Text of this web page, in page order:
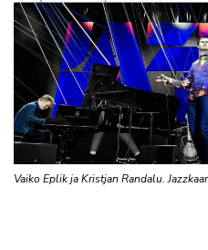
Vaiko Eplik ja Kristjan Randalu.